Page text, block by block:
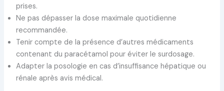
prises.
Ne pas dépasser la dose maximale quotidienne
recommandée.
Tenir compte de la présence d’autres médicaments
contenant du paracétamol pour éviter le surdosage.
Adapter la posologie en cas d’insuffisance hépatique ou
rénale après avis médical.